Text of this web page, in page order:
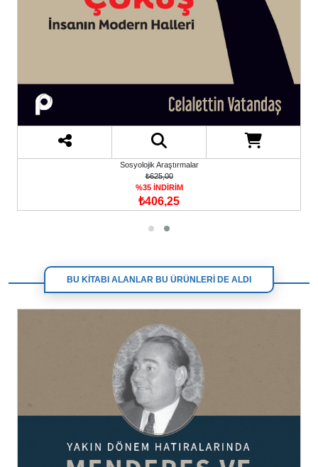
Sosyolojik Araştırmalar
₺625,00
%35 İNDİRİM
₺406,25
BU KİTABI ALANLAR BU ÜRÜNLERİ DE ALDI